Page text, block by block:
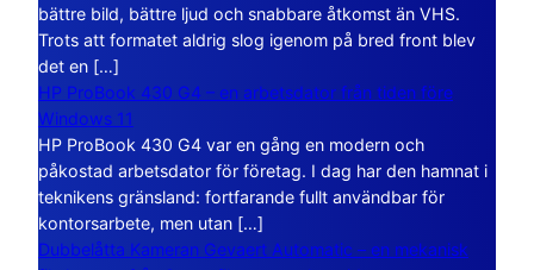
bättre bild, bättre ljud och snabbare åtkomst än VHS.
Trots att formatet aldrig slog igenom på bred front blev
det en […]
HP ProBook 430 G4 – en arbetsdator från tiden före
Windows 11
HP ProBook 430 G4 var en gång en modern och
påkostad arbetsdator för företag. I dag har den hamnat i
teknikens gränsland: fortfarande fullt användbar för
kontorsarbete, men utan […]
Dubbelåtta Kameran Gevaert Automatic – en mekanisk